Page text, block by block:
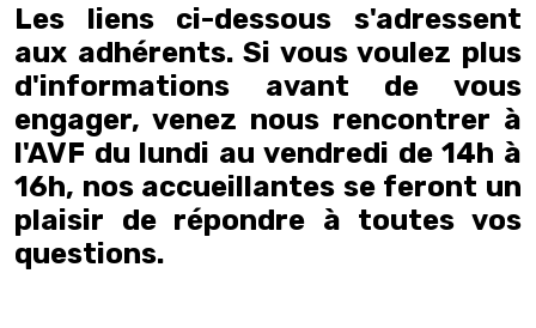
Les liens ci-dessous s'adressent
aux adhérents. Si vous voulez plus
d'informations avant de vous
engager, venez nous rencontrer à
l'AVF du lundi au vendredi de 14h à
16h, nos accueillantes se feront un
plaisir de répondre à toutes vos
questions.